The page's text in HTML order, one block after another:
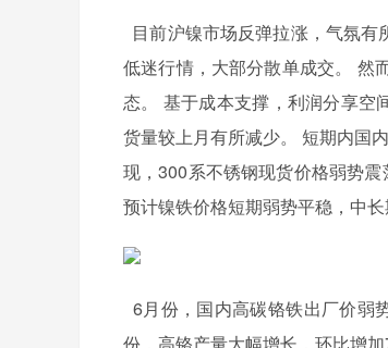
目前沪镍市场反弹拉涨，气氛
低迷行情，大部分散单成交。 然
态。 基于成本支撑，利润分享空
货量较上月有所减少。 短期内国
现，300系不锈钢现货价格弱势
预计镍铁价格短期弱势平稳，中长
6月份，国内高碳铬铁出厂价弱